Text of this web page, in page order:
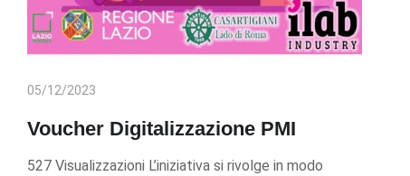
05/12/2023
Voucher Digitalizzazione PMI
527 Visualizzazioni L’iniziativa si rivolge in modo